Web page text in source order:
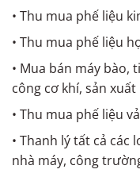
• Thu mua phế liệu
• Thu mua phế liệu
• Mua bán máy bào,
công cơ khí, sản xuất
• Thu mua phế liệu
• Thanh lý tất cả các
nhà máy, công